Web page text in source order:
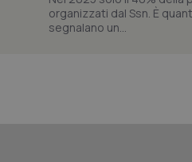
organizzati dal Ssn. È
segnalano un...
_ga